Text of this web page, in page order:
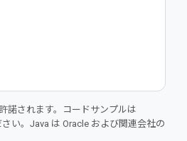
諾されます。コードサンプルは
い。Java は Oracle および関連会社の